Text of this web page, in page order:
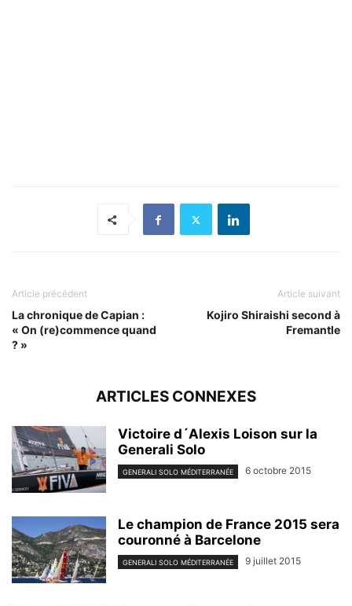
Article précédent
La chronique de Capian :
« On (re)commence quand
? »
Article suivant
Kojiro Shiraishi second à
Fremantle
ARTICLES CONNEXES
Victoire d´Alexis Loison sur la
Generali Solo
GENERALI SOLO MÉDITERRANÉE 6 octobre 2015
Le champion de France 2015 sera
couronné à Barcelone
GENERALI SOLO MÉDITERRANÉE 9 juillet 2015